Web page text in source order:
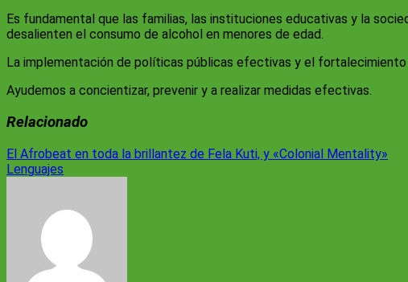
Es fundamental que las familias, las instituciones educativas y la
desalienten el consumo de alcohol en menores de edad.
La implementación de políticas públicas efectivas y el
Ayudemos a concientizar, prevenir y a realizar medidas efectivas.
Relacionado
Navegación
de
El Afrobeat en toda la brillantez de Fela Kuti, y «Colonial Mentality»
Lenguajes